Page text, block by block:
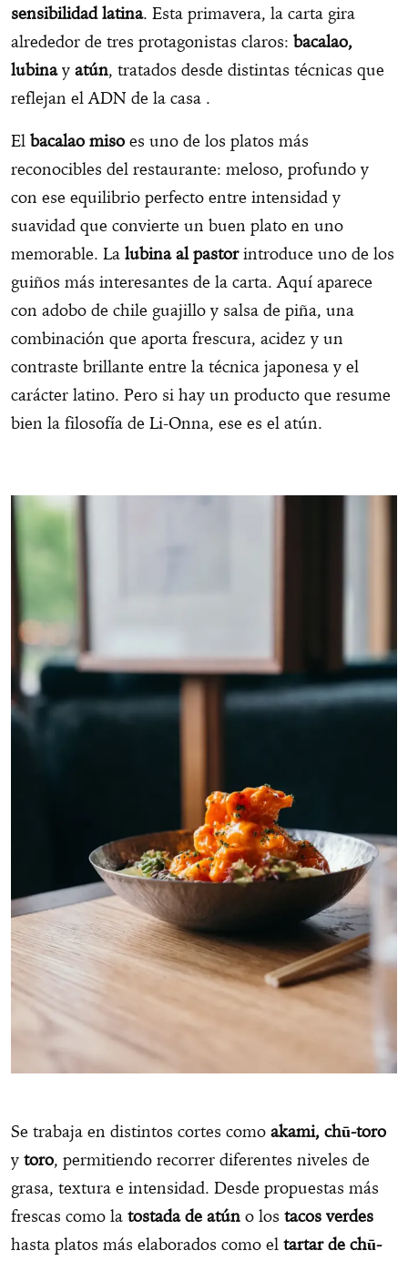
sensibilidad latina. Esta primavera, la carta gira
alrededor de tres protagonistas claros: bacalao,
lubinay atún, tratados desde distintas técnicas que
reflejan el ADN de la casa .
El bacalao miso es uno de los platos más
reconocibles del restaurante: meloso, profundo y
con ese equilibrio perfecto entre intensidad y
suavidad que convierte un buen plato en uno
memorable. La lubina al pastorintroduce uno de los
guiños más interesantes de la carta. Aquí aparece
con adobo de chile guajillo y salsa de piña, una
combinación que aporta frescura, acidez y un
contraste brillante entre la técnica japonesa y el
carácter latino. Pero si hay un producto que resume
bien la filosofía de Li-Onna, ese es el atún.
Se trabaja en distintos cortes como akami, chū-toro
y toro, permitiendo recorrer diferentes niveles de
grasa, textura e intensidad. Desde propuestas más
frescas como la tostada de atún o los tacos verdes
hasta platos más elaborados como el tartar de chū-